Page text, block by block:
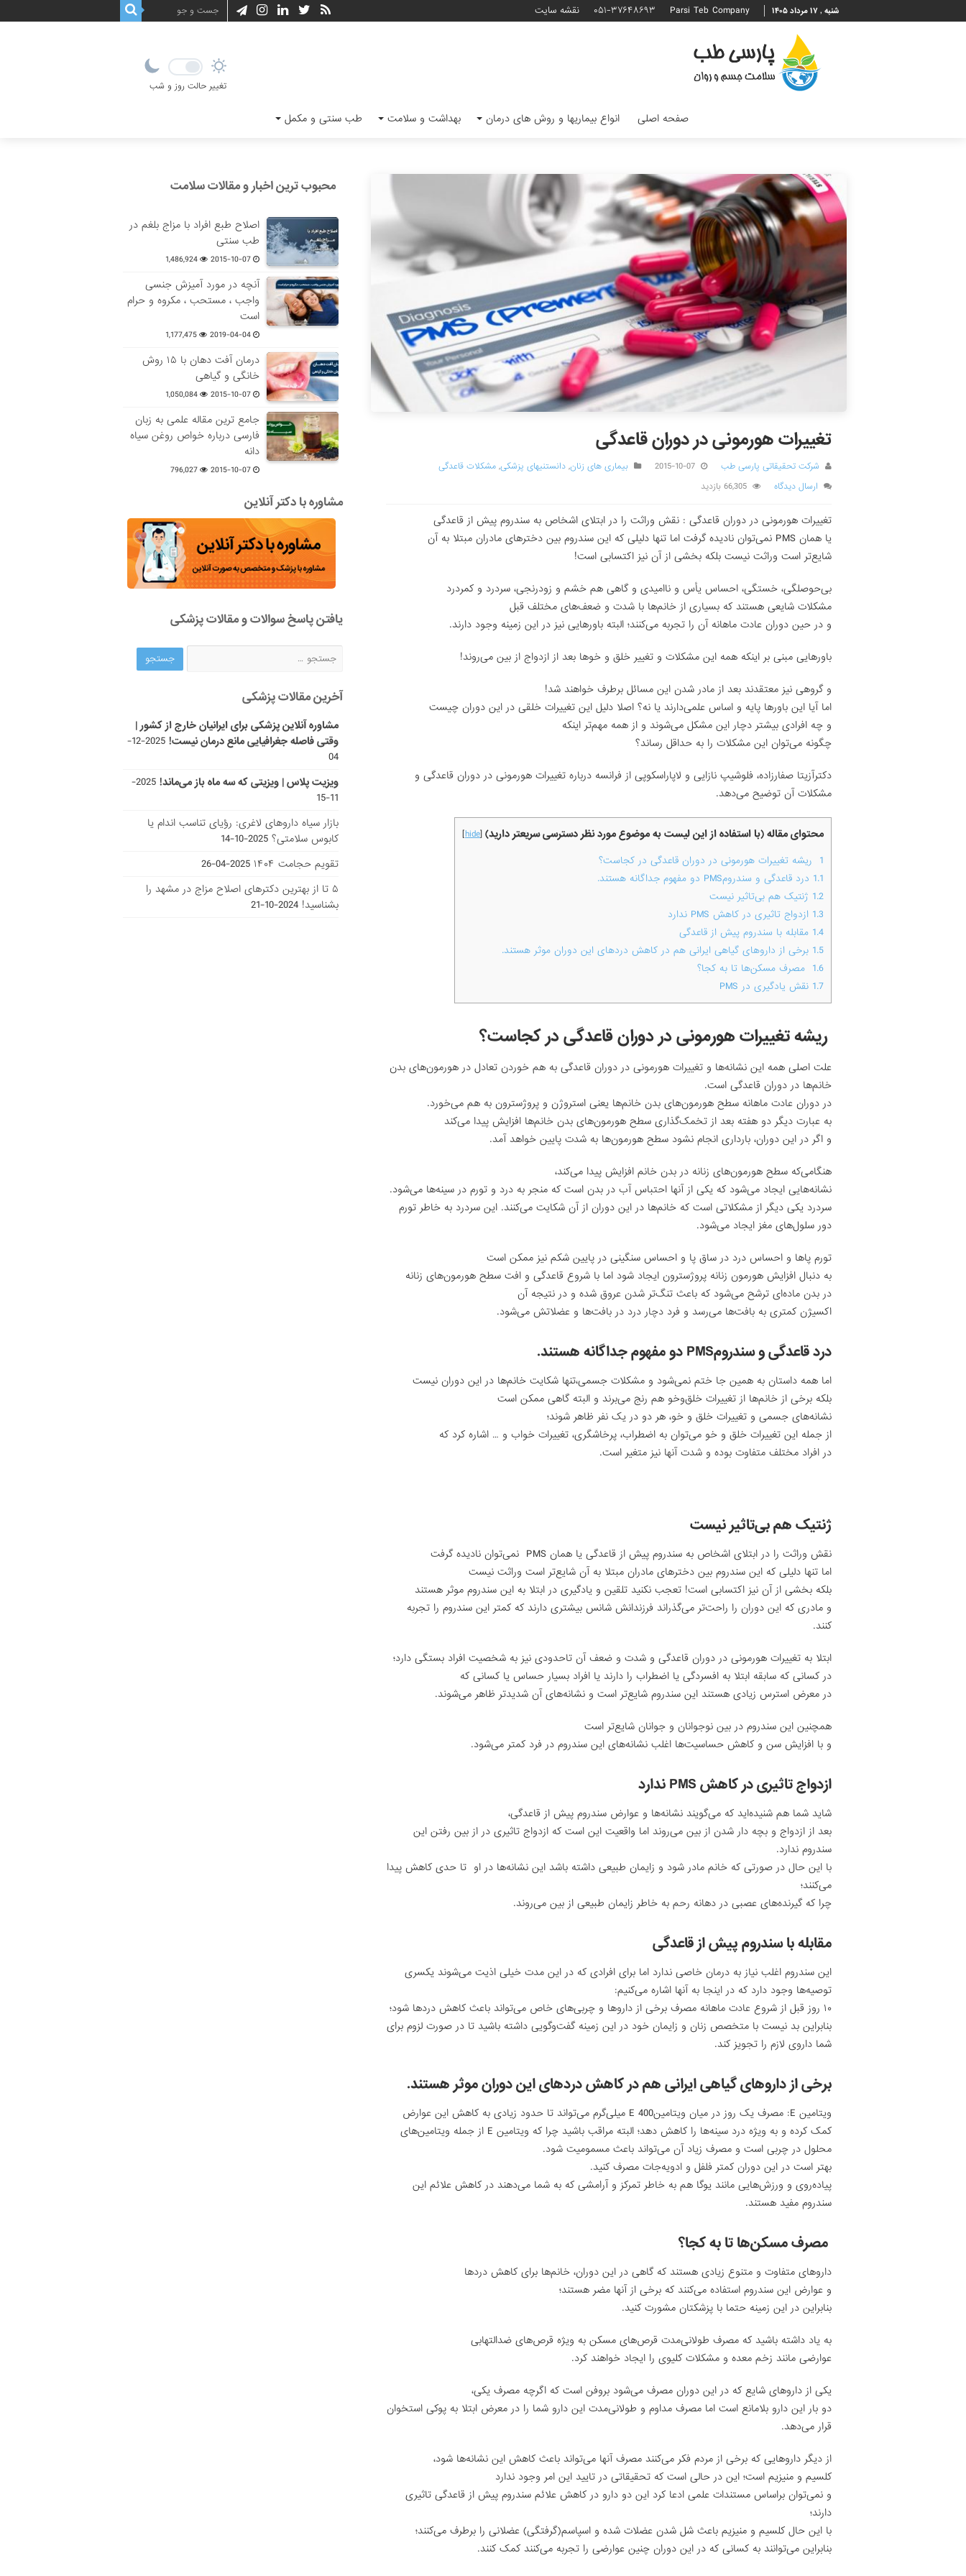
شنبه , ۱۷ مرداد ۱۴۰۵ Parsi Teb Company ۰۵۱-۳۷۶۴۸۶۹۳ نقشه سایت
تغییر حالت روز و شب
صفحه اصلی انواع بیماریها و روش های درمان بهداشت و سلامت طب سنتی و مکمل
تغییرات هورمونی در دوران قاعدگی
شرکت تحقیقاتی پارسی طب 2015-10-07 بیماری های زنان, دانستنیهای پزشکی, مشکلات قاعدگی
ارسال دیدگاه
66,305 بازدید
تغییرات هورمونی در دوران قاعدگی : نقش وراثت را در ابتلای اشخاص به سندروم پیش از قاعدگی
یا همان PMS نمی‌توان نادیده گرفت اما تنها دلیلی که این سندروم بین دخترهای مادران مبتلا به آن
شایع‌تر است وراثت نیست بلکه بخشی از آن نیز اکتسابی است!
بی‌حوصلگی، خستگی، احساس یأس و ناامیدی و گاهی هم خشم و زودرنجی، سردرد و کمردرد
مشکلات شایعی هستند که بسیاری از خانم‌ها با شدت و ضعف‌های مختلف قبل
و در حین دوران عادت ماهانه آن را تجربه می‌کنند‌؛ البته باورهایی نیز در این زمینه وجود دارند.
باورهایی مبنی بر اینکه همه این مشکلات و تغییر خلق و خوها بعد از ازدواج از بین می‌روند!
و گروهی نیز معتقدند بعد از مادر شدن این مسائل برطرف خواهند شد!
اما آیا این باورها پایه و اساس علمی‌دارند یا نه؟ اصلا دلیل این تغییرات خلقی در این دوران چیست
و چه افرادی بیشتر دچار این مشکل می‌شوند و از همه مهم‌تر اینکه
چگونه می‌توان این مشکلات را به حداقل رساند؟
دکترآزیتا صفارزاده، فلوشیپ نازایی و لاپاراسکوپی از فرانسه درباره تغییرات هورمونی در دوران قاعدگی و
مشکلات آن توضیح می‌دهد.
محتوای مقاله (با استفاده از این لیست به موضوع مورد نظر دسترسی سریعتر دارید) [
hide
]
1 ریشه تغییرات هورمونی در دوران قاعدگی در کجاست؟
1.1 درد قاعدگی و سندرومPMS دو مفهوم جداگانه هستند.
1.2 ژنتیک هم بی‌تاثیر نیست
1.3 ازدواج تاثیری در کاهش PMS ندارد
1.4 مقابله با سندروم پیش از قاعدگی
1.5 برخی از داروهای گیاهی ایرانی هم در کاهش دردهای این دوران موثر هستند.
1.6 مصرف مسکن‌ها تا به کجا؟
1.7 نقش یادگیری در PMS
ریشه تغییرات هورمونی در دوران قاعدگی در کجاست؟
علت اصلی همه این نشانه‌ها و تغییرات هورمونی در دوران قاعدگی به هم خوردن تعادل در هورمون‌های بدن
خانم‌ها در دوران قاعدگی است.
در دوران عادت ماهانه سطح هورمون‌های بدن خانم‌ها یعنی استروژن و پروژسترون به هم می‌خورد.
به عبارت دیگر دو هفته بعد از تخمک‌گذاری سطح هورمون‌های بدن خانم‌ها افزایش پیدا می‌کند
و اگر در این دوران، بارداری انجام نشود سطح هورمون‌ها به شدت پایین خواهد آمد.
هنگامی‌که سطح هورمون‌های زنانه در بدن خانم افزایش پیدا می‌کند،
نشانه‌هایی ایجاد می‌شود که یکی از آنها احتباس آب در بدن است که منجر به درد و تورم در سینه‌ها می‌شود.
سردرد یکی دیگر از مشکلاتی است که خانم‌ها در این دوران از آن شکایت می‌کنند. این سردرد به خاطر تورم
دور سلول‌های مغز ایجاد می‌شود.
تورم پاها و احساس درد در ساق پا و احساس سنگینی در پایین شکم نیز ممکن است
به دنبال افزایش هورمون زنانه پروژسترون ایجاد ‌شود اما با شروع قاعدگی و افت سطح هورمون‌های زنانه
در بدن ماده‌ای ترشح می‌شود که باعث تنگ‌تر شدن عروق شده و در نتیجه آن
اکسیژن کمتری به بافت‌ها می‌رسد و فرد دچار درد در بافت‌ها و عضلاتش می‌شود.
درد قاعدگی و سندرومPMS دو مفهوم جداگانه هستند.
اما همه داستان به همین جا ختم نمی‌شود و مشکلات جسمی،‌تنها شکایت خانم‌ها در این دوران نیست
بلکه برخی از خانم‌ها از تغییرات خلق‌و‌خو هم رنج می‌برند و البته گاهی ممکن است
نشانه‌های جسمی ‌و تغییرات خلق و خو، هر دو در یک نفر ظاهر شوند؛
از جمله این تغییرات خلق و خو می‌توان به اضطراب، پرخاشگری، تغییرات خواب و … اشاره کرد که
در افراد مختلف متفاوت بوده و شدت آنها نیز متغیر است.
ژنتیک هم بی‌تاثیر نیست
نقش وراثت را در ابتلای اشخاص به سندروم پیش از قاعدگی یا همان PMS نمی‌توان نادیده گرفت
اما تنها دلیلی که این سندروم بین دخترهای مادران مبتلا به آن شایع‌تر است وراثت نیست
بلکه بخشی از آن نیز اکتسابی است! تعجب نکنید تلقین و یادگیری در ابتلا به این سندروم موثر هستند
و مادری که این دوران را راحت‌تر می‌گذراند فرزندانش شانس بیشتری دارند که کمتر این سندروم را تجربه
کنند.
ابتلا به تغییرات هورمونی در دوران قاعدگی و شدت و ضعف آن تاحدودی نیز به شخصیت افراد بستگی دارد؛
در کسانی که سابقه ابتلا به افسردگی یا اضطراب را دارند یا افراد بسیار حساس یا کسانی که
در معرض استرس زیادی هستند این سندروم شایع‌‌تر است و نشانه‌های آن شدیدتر ظاهر می‌شوند.
همچنین این سندروم در بین نوجوانان و جوانان شایع‌تر است
و با افزایش سن و کاهش حساسیت‌ها اغلب نشانه‌های این سندروم در فرد کمتر می‌شود.
ازدواج تاثیری در کاهش PMS ندارد
شاید شما هم شنیده‌اید که می‌گویند نشانه‌ها و عوارض سندروم پیش از قاعدگی،
بعد از ازدواج و بچه دار شدن از بین می‌روند اما واقعیت این است که ازدواج تاثیری در از بین رفتن این
سندروم ندارد.
با این حال در صورتی که خانم مادر شود و زایمان طبیعی داشته باشد این نشانه‌ها در او تا حدی کاهش پیدا
می‌کنند؛
چرا که گیرنده‌های عصبی در دهانه رحم به خاطر زایمان طبیعی از بین می‌روند.
مقابله با سندروم پیش از قاعدگی
این سندروم اغلب نیاز به درمان خاصی ندارد اما برای افرادی که در این مدت خیلی اذیت می‌شوند یکسری
توصیه‌ها وجود دارد که در اینجا به آنها اشاره می‌کنیم:
۱۰ روز قبل از شروع عادت ماهانه مصرف برخی از داروها و چربی‌های خاص می‌تواند باعث کاهش دردها شود؛
بنابراین بد نیست با متخصص زنان و زایمان خود در این زمینه گفت‌و‌گویی داشته باشید تا در صورت لزوم برای
شما داروی لازم را تجویز کند.
برخی از داروهای گیاهی ایرانی هم در کاهش دردهای این دوران موثر هستند.
ویتامین E: مصرف یک روز در میان ویتامین‌‌E 400 میلی‌گرم می‌تواند تا حدود زیادی به کاهش این عوارض
کمک کرده و به ویژه درد سینه‌ها را کاهش دهد؛ البته مراقب باشید چرا که ویتامین E از جمله ویتامین‌های
محلول در چربی است و مصرف زیاد آن می‌تواند باعث مسمومیت شود.
بهتر است در این دوران کمتر فلفل و ادویه‌جات مصرف کنید.
پیاده‌روی و ورزش‌هایی مانند یوگا هم به خاطر تمرکز و آرامشی که به شما می‌دهند در کاهش علائم این
سندروم مفید هستند.
مصرف مسکن‌ها تا به کجا؟
داروهای متفاوت و متنوع زیادی هستند که گاهی در این دوران، خانم‌ها برای کاهش دردها
و عوارض این سندروم استفاده می‌کنند که برخی از آنها مضر هستند؛
بنابراین در این زمینه حتما با پزشکتان مشورت کنید.
به یاد داشته باشید که مصرف طولانی‌مدت قرص‌های مسکن به ویژه قرص‌های ضدالتهابی
عوارضی مانند زخم معده و مشکلات کلیوی را ایجاد خواهند کرد.
یکی از داروهای شایع که در این دوران مصرف می‌شود بروفن است که اگرچه مصرف یکی،
دو بار این دارو بلامانع است اما مصرف مداوم و طولانی‌مدت این دارو شما را در معرض ابتلا به پوکی استخوان
قرار می‌دهد.
از دیگر داروهایی که برخی از مردم فکر می‌کنند مصرف آنها می‌تواند باعث کاهش این نشانه‌ها شود،
کلسیم و منیزیم است؛ این در حالی است که تحقیقاتی در تایید این امر وجود ندارد
و نمی‌توان براساس مستندات علمی ‌ادعا کرد این دو دارو در کاهش علائم سندروم پیش از قاعدگی تاثیری
دارند؛
با این حال کلسیم و منیزیم باعث شل شدن عضلات شده و اسپاسم(گرفتگی) عضلانی را برطرف می‌کنند؛
بنابراین می‌توانند به کسانی که در این دوران چنین عوارضی را تجربه می‌کنند کمک کنند.
محبوب ترین اخبار و مقالات سلامت
اصلاح طبع افراد با مزاج بلغم در
طب سنتی
2015-10-07
1,486,924
آنچه در مورد آمیزش جنسی
واجب ، مستحب ، مکروه و حرام
است
2019-04-04
1,177,475
درمان آفت دهان با ۱۵ روش
خانگی و گیاهی
2015-10-07
1,050,084
جامع ترین مقاله علمی به زبان
فارسی درباره خواص روغن سیاه
دانه
2015-10-07
796,027
مشاوره با دکتر آنلاین
یافتن پاسخ سوالات و مقالات پزشکی
آخرین مقالات پزشکی
مشاوره آنلاین پزشکی برای ایرانیان خارج از کشور |
وقتی فاصله جغرافیایی مانع درمان نیست!
2025-12-
04
ویزیت پلاس | ویزیتی که سه ماه باز می‌ماند!
2025-
11-15
بازار سیاه داروهای لاغری: رؤیای تناسب اندام یا
کابوس سلامتی؟ 2025-10-14
تقویم حجامت ۱۴۰۴
2025-04-26
۵ تا از بهترین دکتر‌های اصلاح مزاج در مشهد را
بشناسید! 2024-10-21